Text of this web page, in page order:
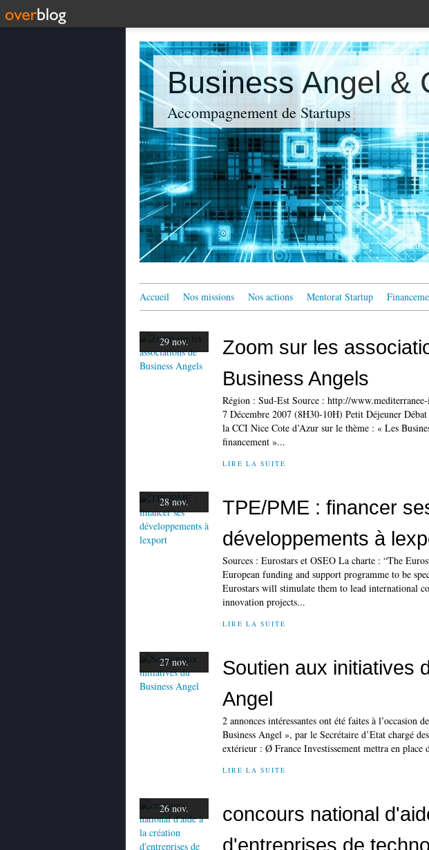
Business Angel &
Accompagnement de Startups
Accueil Nos missions Nos actions Mentorat Startup
29 nov.
Zoom sur les
Business Angels
Région : Sud-Est Source : http://
7 Décembre 2007 (8H30-10H) Petit Déjeuner
la CCI Nice Cote d’Azur sur le thème : « Les
financement »...
LIRE LA SUITE
28 nov.
TPE/PME : financer
développements à
Sources : Eurostars et OSEO La charte : “The
European funding and support programme to be
Eurostars will stimulate them to lead international
innovation projects...
LIRE LA SUITE
27 nov.
Soutien aux initiatives
Angel
2 annonces intéressantes ont été faites à l’occasion
Business Angel », par le Secrétaire d’Etat chargé
extérieur : Ø France Investissement mettra en place
LIRE LA SUITE
26 nov.
concours national
d'entreprises de